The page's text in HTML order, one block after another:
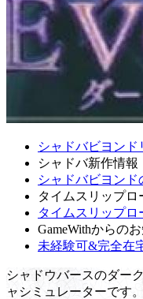
シャドバビヨンド
シャドバ新作情報
シャドバビヨン
タイムスリップロ
タイムスリップ
GameWithからの
未経験可&完全在
シャドウバースのダー
ャシミュレーターです